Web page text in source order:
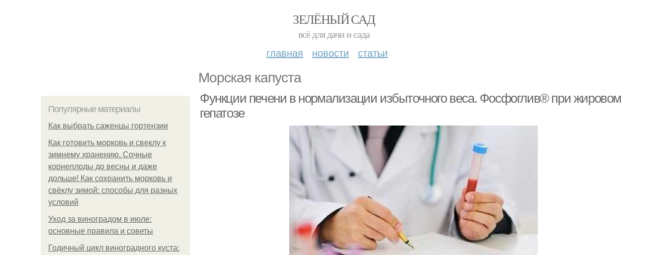
ЗЕЛЁНЫЙ САД
всё для дачи и сада
главная новости статьи
Морская капуста
Популярные материалы
Как выбрать саженцы гортензии
Как готовить морковь и свеклу к
зимнему хранению. Сочные
корнеплоды до весны и даже
дольше! Как сохранить морковь и
свёклу зимой: способы для разных
условий
Уход за виноградом в июле:
основные правила и советы
Годичный цикл виноградного куста:
Функции печени в нормализации избыточного веса. Фосфоглив® при жировом
гепатозе